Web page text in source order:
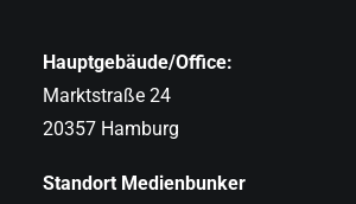
Hauptgebäude/Office:
Marktstraße 24
20357 Hamburg
Standort Medienbunker